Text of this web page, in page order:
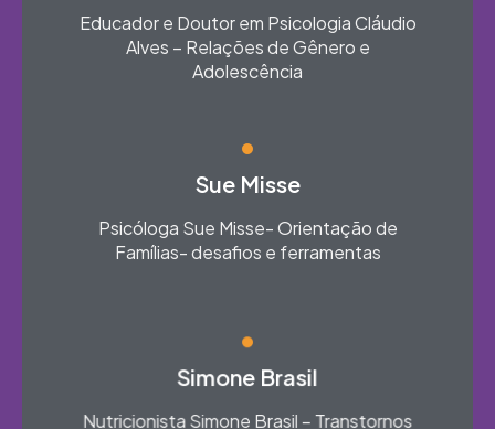
Educador e Doutor em Psicologia Cláudio
Alves – Relações de Gênero e
Adolescência​
Sue Misse
Psicóloga Sue Misse- Orientação de
Famílias- desafios e ferramentas​
Simone Brasil
Nutricionista Simone Brasil – Transtornos